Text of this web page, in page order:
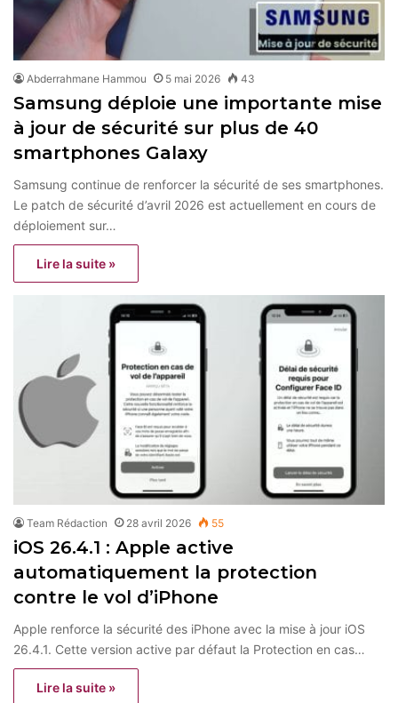
Abderrahmane Hammou 5 mai 2026 43
Samsung déploie une importante mise
à jour de sécurité sur plus de 40
smartphones Galaxy
Samsung continue de renforcer la sécurité de ses smartphones.
Le patch de sécurité d’avril 2026 est actuellement en cours de
déploiement sur…
Lire la suite »
Team Rédaction 28 avril 2026 55
iOS 26.4.1 : Apple active
automatiquement la protection
contre le vol d’iPhone
Apple renforce la sécurité des iPhone avec la mise à jour iOS
26.4.1. Cette version active par défaut la Protection en cas…
Lire la suite »